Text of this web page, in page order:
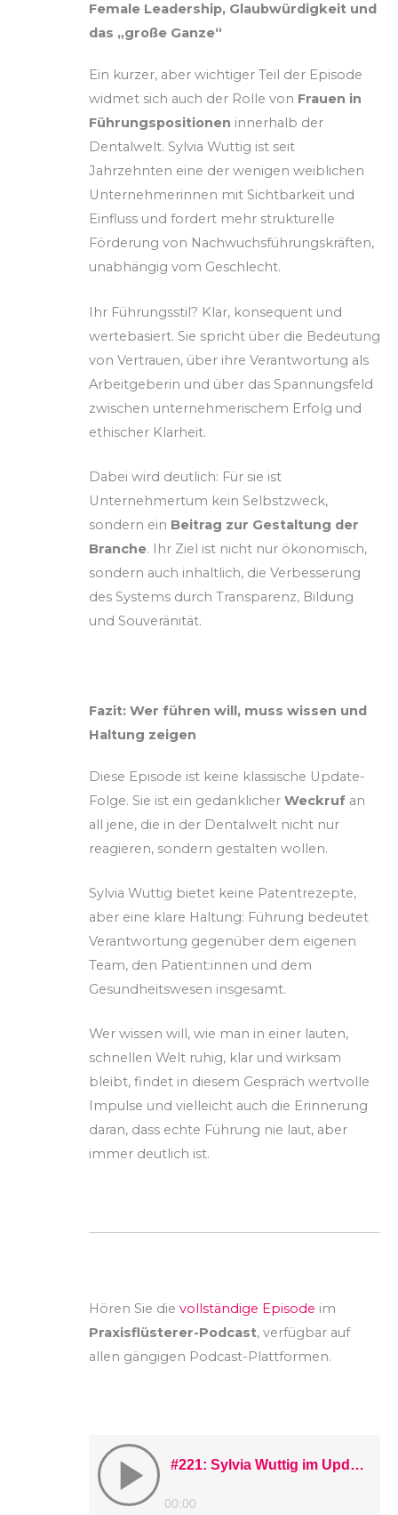
Female Leadership, Glaubwürdigkeit und
das „große Ganze“
Ein kurzer, aber wichtiger Teil der Episode
widmet sich auch der Rolle von Frauen in
Führungspositionen innerhalb der
Dentalwelt. Sylvia Wuttig ist seit
Jahrzehnten eine der wenigen weiblichen
Unternehmerinnen mit Sichtbarkeit und
Einfluss und fordert mehr strukturelle
Förderung von Nachwuchsführungskräften,
unabhängig vom Geschlecht.
Ihr Führungsstil? Klar, konsequent und
wertebasiert. Sie spricht über die Bedeutung
von Vertrauen, über ihre Verantwortung als
Arbeitgeberin und über das Spannungsfeld
zwischen unternehmerischem Erfolg und
ethischer Klarheit.
Dabei wird deutlich: Für sie ist
Unternehmertum kein Selbstzweck,
sondern ein Beitrag zur Gestaltung der
Branche. Ihr Ziel ist nicht nur ökonomisch,
sondern auch inhaltlich, die Verbesserung
des Systems durch Transparenz, Bildung
und Souveränität.
Fazit: Wer führen will, muss wissen und
Haltung zeigen
Diese Episode ist keine klassische Update-
Folge. Sie ist ein gedanklicher Weckruf an
all jene, die in der Dentalwelt nicht nur
reagieren, sondern gestalten wollen.
Sylvia Wuttig bietet keine Patentrezepte,
aber eine klare Haltung: Führung bedeutet
Verantwortung gegenüber dem eigenen
Team, den Patient:innen und dem
Gesundheitswesen insgesamt.
Wer wissen will, wie man in einer lauten,
schnellen Welt ruhig, klar und wirksam
bleibt, findet in diesem Gespräch wertvolle
Impulse und vielleicht auch die Erinnerung
daran, dass echte Führung nie laut, aber
immer deutlich ist.
Hören Sie die vollständige Episode im
Praxisflüsterer-Podcast, verfügbar auf
allen gängigen Podcast-Plattformen.